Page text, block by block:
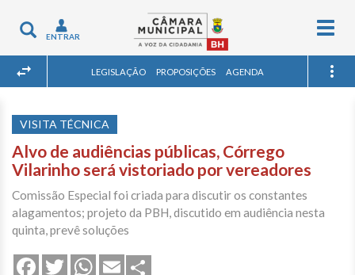
Toggle
navigation
ENTRAR
LEGISLAÇÃO PROPOSIÇÕES AGENDA
VISITA TÉCNICA
Alvo de audiências públicas, Córrego
Vilarinho será vistoriado por vereadores
Comissão Especial foi criada para discutir os constantes
alagamentos; projeto da PBH, discutido em audiência nesta
quinta, prevê soluções
FacebookTwitterWhatsApp
Email